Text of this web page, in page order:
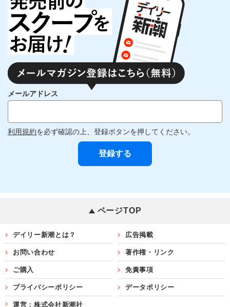
メールアドレス
利用規約を必ず確認の上、登録ボタンを押してください。
ページTOP
デイリー新潮とは？ 広告掲載
お問い合わせ 著作権・リンク
ご購入 免責事項
プライバシーポリシー データポリシー
運営：株式会社新潮社